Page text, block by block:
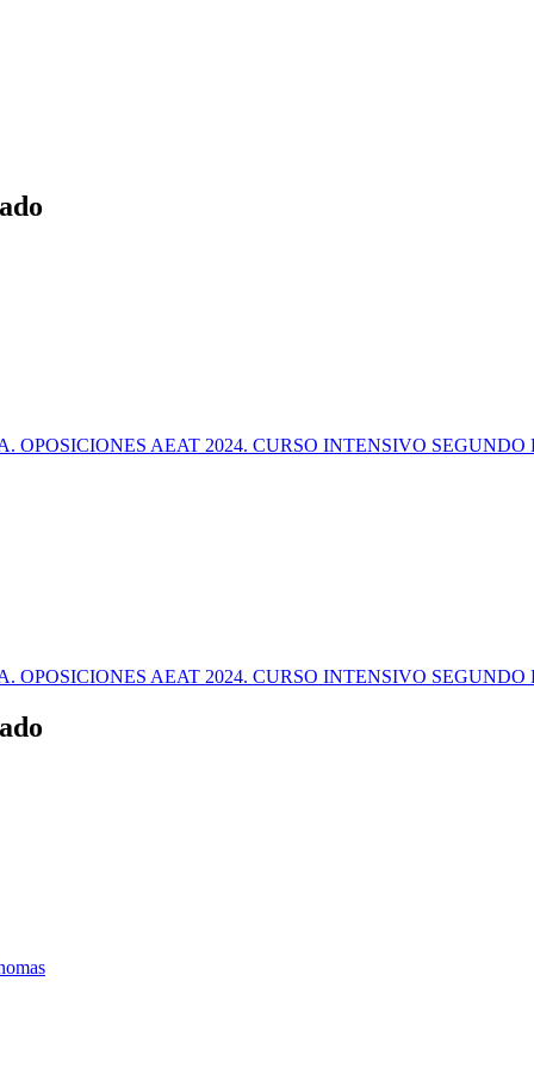
OPOSICIONES AEAT 2024. CURSO INTENSIVO SEGUNDO
OPOSICIONES AEAT 2024. CURSO INTENSIVO SEGUNDO